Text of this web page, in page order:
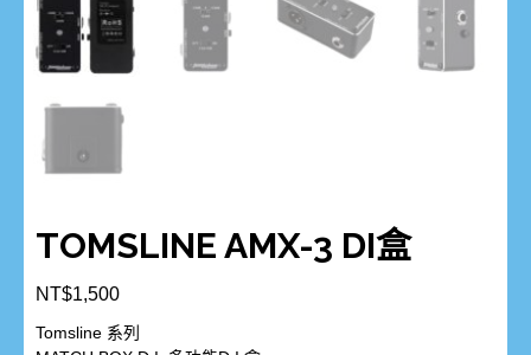
TOMSLINE AMX-3 DI盒
NT$1,500
Tomsline 系列